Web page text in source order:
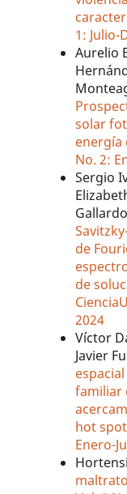
1: Julio-
Aurelio
solar
energía
No. 2:
Sergio
de
de
2024
Víctor
Javier
familiar
hot
Enero-